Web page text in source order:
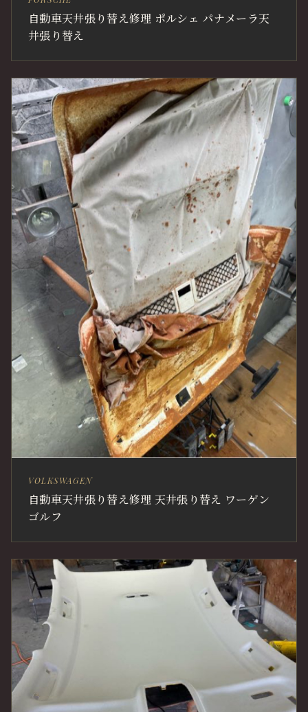
自動車天井張り替え修理 ポルシェ パナメーラ天
井張り替え
VOLKSWAGEN
自動車天井張り替え修理 天井張り替え ワーゲン
ゴルフ